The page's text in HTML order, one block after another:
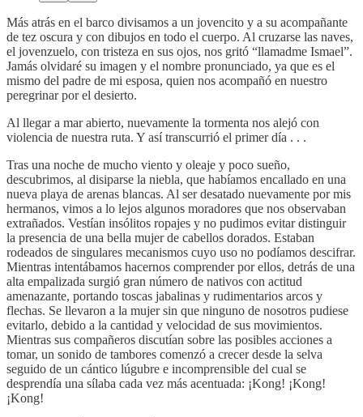
Más atrás en el barco divisamos a un jovencito y a su acompañante
de tez oscura y con dibujos en todo el cuerpo. Al cruzarse las naves,
el jovenzuelo, con tristeza en sus ojos, nos gritó “llamadme Ismael”.
Jamás olvidaré su imagen y el nombre pronunciado, ya que es el
mismo del padre de mi esposa, quien nos acompañó en nuestro
peregrinar por el desierto.
Al llegar a mar abierto, nuevamente la tormenta nos alejó con
violencia de nuestra ruta. Y así transcurrió el primer día . . .
Tras una noche de mucho viento y oleaje y poco sueño,
descubrimos, al disiparse la niebla, que habíamos encallado en una
nueva playa de arenas blancas. Al ser desatado nuevamente por mis
hermanos, vimos a lo lejos algunos moradores que nos observaban
extrañados. Vestían insólitos ropajes y no pudimos evitar distinguir
la presencia de una bella mujer de cabellos dorados. Estaban
rodeados de singulares mecanismos cuyo uso no podíamos descifrar.
Mientras intentábamos hacernos comprender por ellos, detrás de una
alta empalizada surgió gran número de nativos con actitud
amenazante, portando toscas jabalinas y rudimentarios arcos y
flechas. Se llevaron a la mujer sin que ninguno de nosotros pudiese
evitarlo, debido a la cantidad y velocidad de sus movimientos.
Mientras sus compañeros discutían sobre las posibles acciones a
tomar, un sonido de tambores comenzó a crecer desde la selva
seguido de un cántico lúgubre e incomprensible del cual se
desprendía una sílaba cada vez más acentuada: ¡Kong! ¡Kong!
¡Kong!